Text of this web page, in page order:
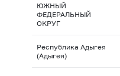
ЮЖНЫЙ
ФЕДЕРАЛЬНЫЙ
ОКРУГ
Республика Адыгея
(Адыгея)